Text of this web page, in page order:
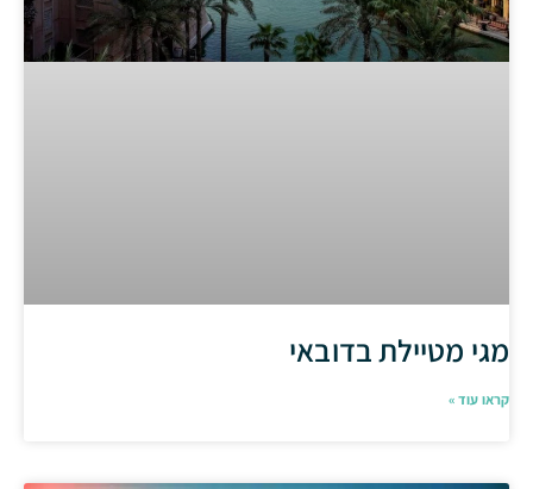
מגי מטיילת בדובאי
קראו עוד »